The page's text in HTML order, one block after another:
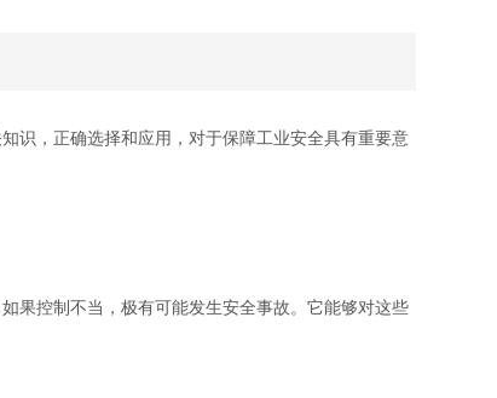
识，正确选择和应用，对于保障工业安全具有重要意
果控制不当，极有可能发生安全事故。它能够对这些